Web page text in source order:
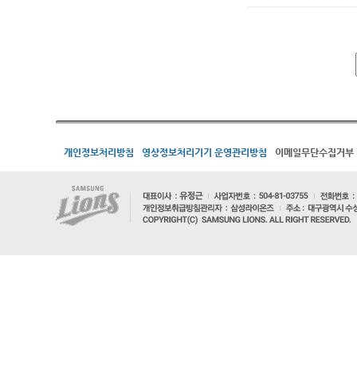
개인정보처리방침 영상정보처리기기 운영관리방침 이메일무단수집거부